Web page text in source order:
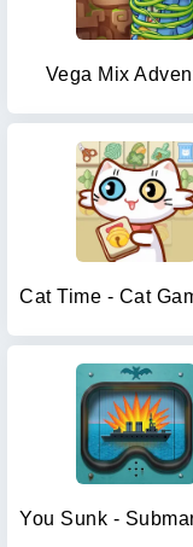
Vega Mix